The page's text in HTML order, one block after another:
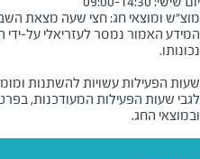
מוצ"ש ומוצאי חג: חצי שעה מצאת השבת/
המידע האמור נמסר לעזריאלי על-ידי
שעות הפעילות עשויות להשתנות
לגבי שעות הפעילות המעודכנות,
ובמוצאי החג.